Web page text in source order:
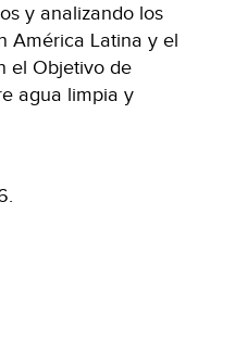
y analizando los
América Latina y el
el Objetivo de
agua limpia y